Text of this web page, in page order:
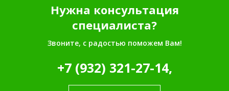
Нужна консультация
специалиста?
Звоните, с радостью поможем Вам!
+7 (932) 321-27-14,